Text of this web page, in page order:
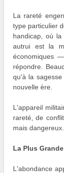
La rareté
type particulier
handicap, où
autrui est la
économiques
répondre.
qu'à la
nouvelle ère.
L'appareil
rareté, de
mais dangereux.
La Plus
L'abondance